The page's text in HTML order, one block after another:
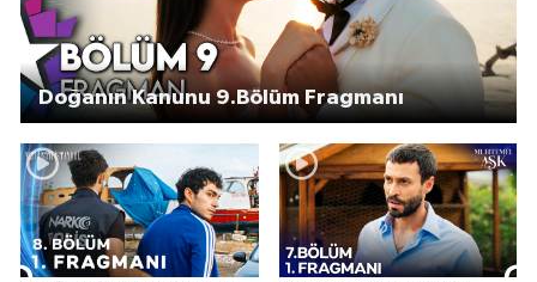
Doğanın Kanunu 9.Bölüm Fragmanı